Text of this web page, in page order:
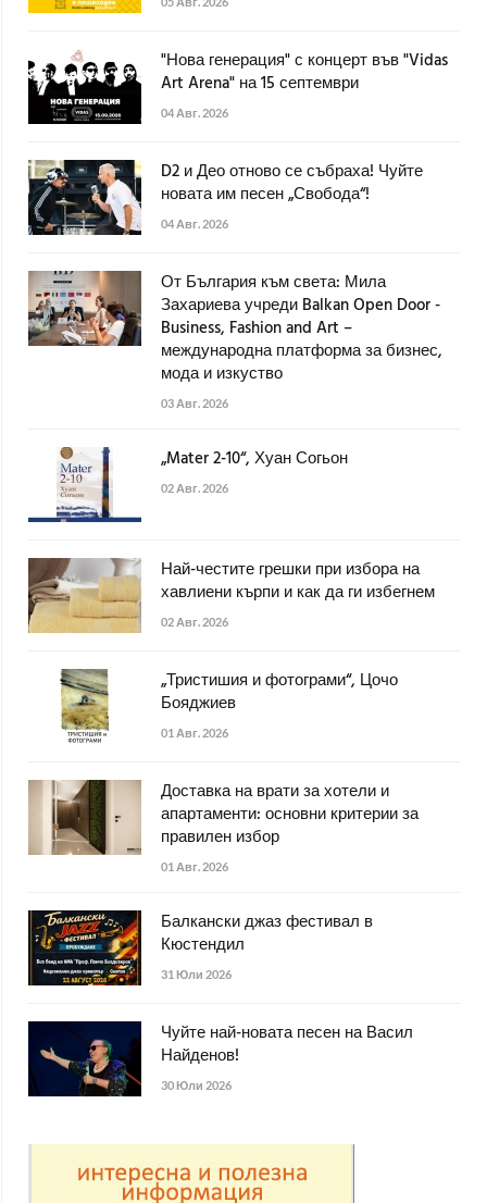
"Нова генерация" с концерт във "Vidas
Art Arena" на 15 септември
04 Авг. 2026
D2 и Део отново се събраха! Чуйте
новата им песен „Свобода“!
04 Авг. 2026
От България към света: Мила
Захариева учреди Balkan Open Door -
Business, Fashion and Art –
международна платформа за бизнес,
мода и изкуство
03 Авг. 2026
„Mater 2-10“, Хуан Согьон
02 Авг. 2026
Най-честите грешки при избора на
хавлиени кърпи и как да ги избегнем
02 Авг. 2026
„Тристишия и фотограми“, Цочо
Бояджиев
01 Авг. 2026
Доставка на врати за хотели и
апартаменти: основни критерии за
правилен избор
01 Авг. 2026
Балкански джаз фестивал в
Кюстендил
31 Юли 2026
Чуйте най-новата песен на Васил
Найденов!
30 Юли 2026